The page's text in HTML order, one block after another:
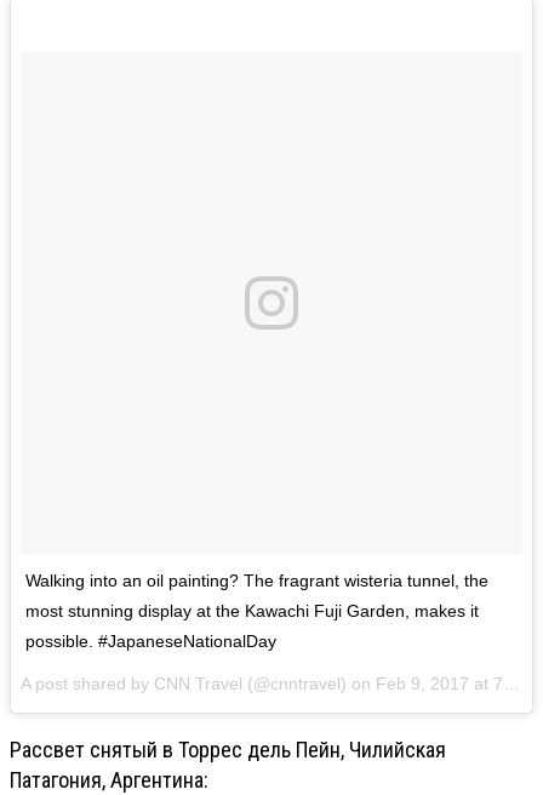
Walking into an oil painting? The fragrant wisteria tunnel, the
most stunning display at the Kawachi Fuji Garden, makes it
possible. #JapaneseNationalDay
A post shared by CNN Travel (@cnntravel) on Feb 9, 2017 at 7:01pm PST
Рассвет снятый в Торрес дель Пейн, Чилийская
Патагония, Аргентина: